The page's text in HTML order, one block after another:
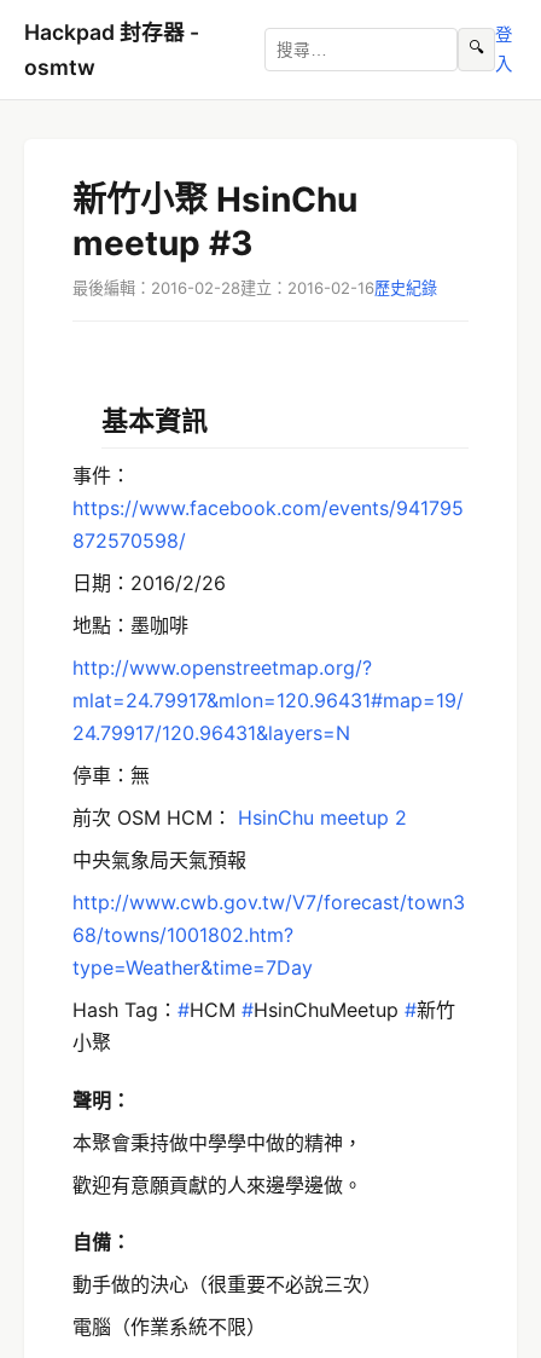
Hackpad 封存器 -
osmtw
🔍
登
入
新竹小聚 HsinChu
meetup #3
最後編輯：2016-02-28建立：2016-02-16歷史紀錄
基本資訊
事件：
https://www.facebook.com/events/941795
872570598/
日期：2016/2/26
地點：墨咖啡
http://www.openstreetmap.org/?
mlat=24.79917&mlon=120.96431#map=19/
24.79917/120.96431&layers=N
停車：無
前次 OSM HCM：
HsinChu meetup 2
中央氣象局天氣預報
http://www.cwb.gov.tw/V7/forecast/town3
68/towns/1001802.htm?
type=Weather&time=7Day
Hash Tag： ‪#‎HCM‬ ‪#‎HsinChuMeetup‬ ‪#‎新竹
小聚‬
聲明：
本聚會秉持做中學學中做的精神，
歡迎有意願貢獻的人來邊學邊做。
自備：
動手做的決心（很重要不必說三次）
電腦（作業系統不限）